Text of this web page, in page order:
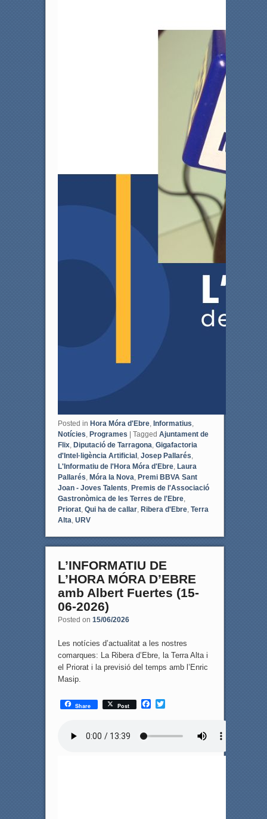
Posted in Hora Móra d'Ebre, Informatius,
Notícies, Programes Tagged Ajuntament de
Flix, Diputació de Tarragona, Gigafactoria
d'Intel·ligència Artificial , Josep Pallarés,
L'Informatiu de l'Hora Móra d'Ebre, Laura
Pallarés, Móra la Nova, Premi BBVA Sant
Joan - Joves Talents, Premis de l'Associació
Gastronòmica de les Terres de l'Ebre,
Priorat, Qui ha de callar, Ribera d'Ebre, Terra
Alta, URV
L’INFORMATIU DE
L’HORA MÓRA D’EBRE
amb Albert Fuertes (15-
06-2026)
Posted on 15/06/2026
Les notícies d’actualitat a les nostres
comarques: La Ribera d’Ebre, la Terra Alta i
el Priorat i la previsió del temps amb l’Enric
Masip.
Share Post
F
T